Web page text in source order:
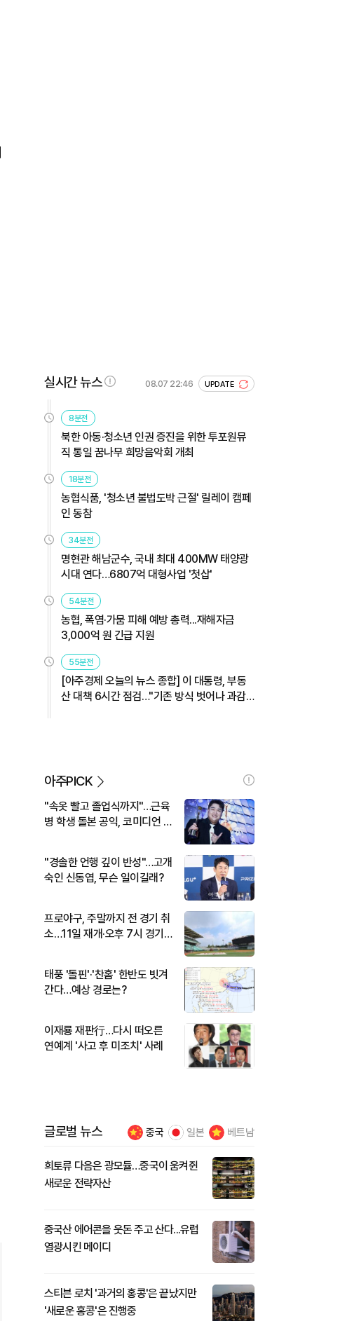
실시간 뉴스 08.07 22:46 UPDATE
8분전
북한 아동·청소년 인권 증진을 위한 투포원뮤
직 통일 꿈나무 희망음악회 개최
18분전
농협식품, '청소년 불법도박 근절' 릴레이 캠페
인 동참
34분전
명현관 해남군수, 국내 최대 400MW 태양광
시대 연다…6807억 대형사업 '첫삽'
54분전
농협, 폭염·가뭄 피해 예방 총력...재해자금
3,000억 원 긴급 지원
55분전
[아주경제 오늘의 뉴스 종합] 이 대통령, 부동
산 대책 6시간 점검…"기존 방식 벗어나 과감
아주PICK
"속옷 빨고 졸업식까지"…근육
병 학생 돌본 공익, 코미디언 김
"경솔한 언행 깊이 반성"…고개
숙인 신동엽, 무슨 일이길래?
프로야구, 주말까지 전 경기 취
소…11일 재개·오후 7시 경기
태풍 '돌핀'·'찬홈' 한반도 빗겨
간다…예상 경로는?
이재룡 재판行…다시 떠오른
연예계 '사고 후 미조치' 사례
글로벌 뉴스 중국 일본 베트남
희토류 다음은 광모듈…중국이 움켜쥔
새로운 전략자산
중국산 에어콘을 웃돈 주고 산다...유럽
열광시킨 메이디
스티븐 로치 '과거의 홍콩'은 끝났지만
'새로운 홍콩'은 진행중